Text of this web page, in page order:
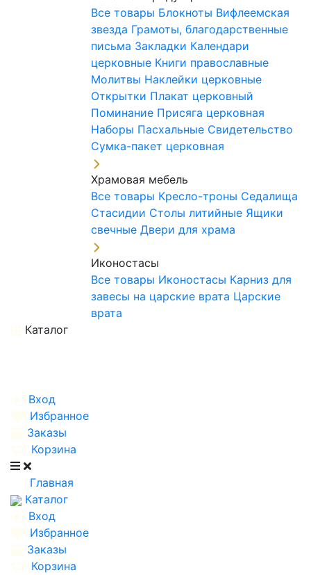
Все товары Блокноты Вифлеемская
звезда Грамоты, благодарственные
письма Закладки Календари
церковные Книги православные
Молитвы Наклейки церковные
Открытки Плакат церковный
Поминание Присяга церковная
Наборы Пасхальные Свидетельство
Сумка-пакет церковная
Храмовая мебель
Все товары Кресло-троны Седалища
Стасидии Столы литийные Ящики
свечные Двери для храма
Иконостасы
Все товары Иконостасы Карниз для
завесы на царские врата Царские
врата
Каталог
Вход
Избранное
Заказы
Корзина
Главная
Каталог
Вход
Избранное
Заказы
Корзина